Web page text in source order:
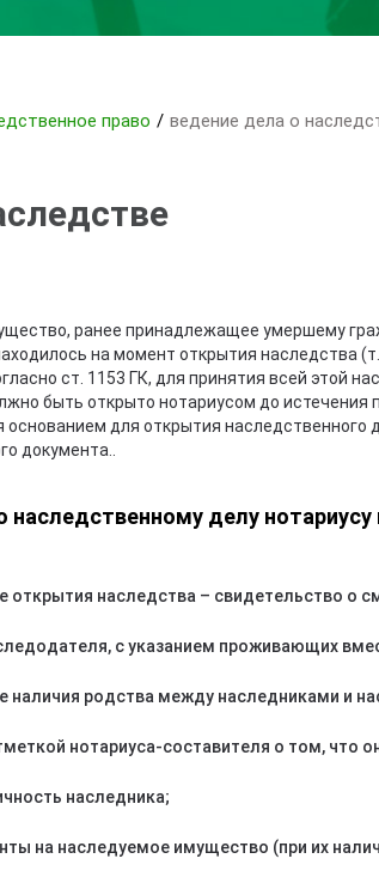
право / ведение дела о
ранее принадлежащее умершему
на момент открытия наследства
ст. 1153 ГК, для принятия всей этой
быть открыто нотариусом до
для открытия
документа..
делу нотариусу
наследства – свидетельство о
с указанием проживающих
родства между наследниками и
нотариуса-составителя о том, что
наследника;
на наследуемое имущество (при их